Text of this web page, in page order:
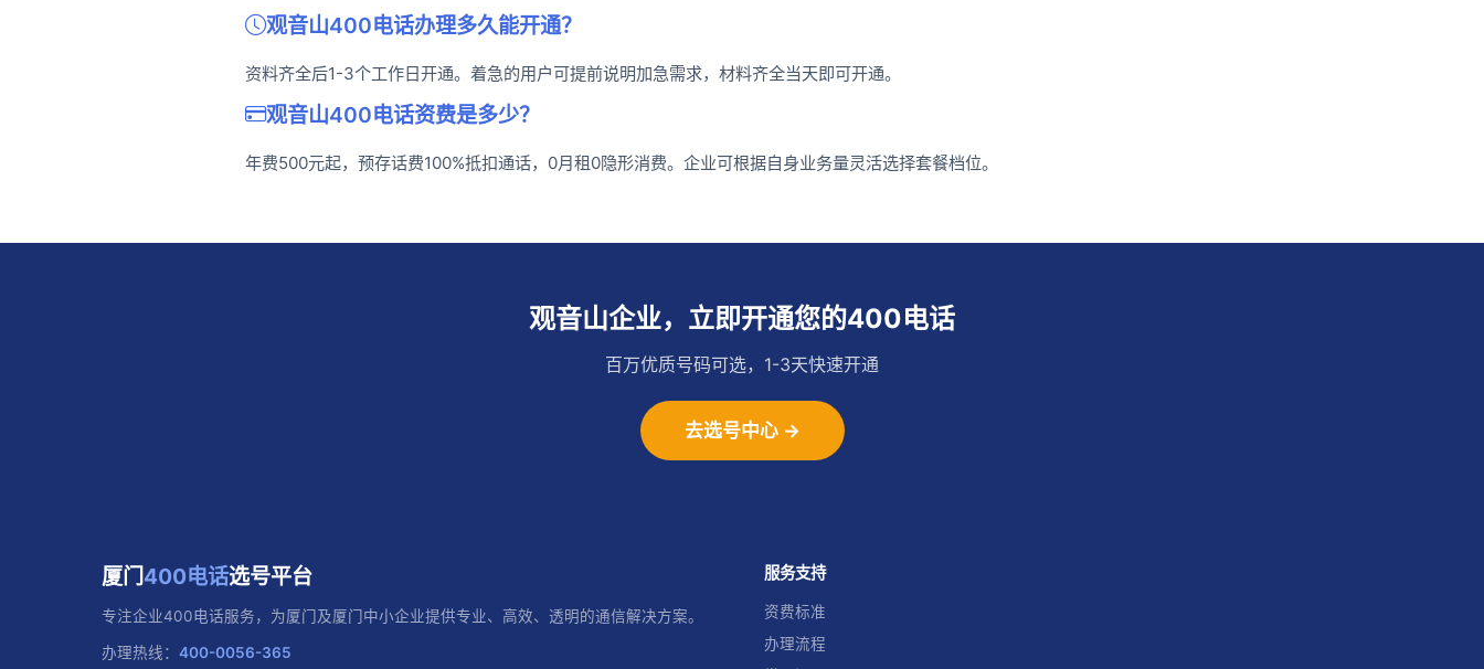
观音山400电话办理多久能开通？
资料齐全后1-3个工作日开通。着急的用户可提前说明加急需求，材料齐全当天即可开通。
观音山400电话资费是多少？
年费500元起，预存话费100%抵扣通话，0月租0隐形消费。企业可根据自身业务量灵活选择套餐档位。
观音山企业，立即开通您的400电话
百万优质号码可选，1-3天快速开通
去选号中心 →
厦门400电话选号平台
专注企业400电话服务，为厦门及厦门中小企业提供专业、高效、透明的通信解决方案。
办理热线： 400-0056-365
服务支持
资费标准
办理流程